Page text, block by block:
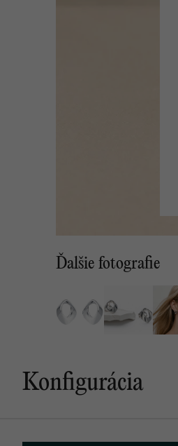
Ďalšie fotografie
Konfigurácia
Mohlo by sa